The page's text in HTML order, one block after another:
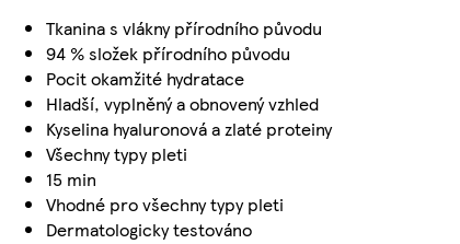
Tkanina s vlákny přírodního původu
94 % složek přírodního původu
Pocit okamžité hydratace
Hladší, vyplněný a obnovený vzhled
Kyselina hyaluronová a zlaté proteiny
Všechny typy pleti
15 min
Vhodné pro všechny typy pleti
Dermatologicky testováno